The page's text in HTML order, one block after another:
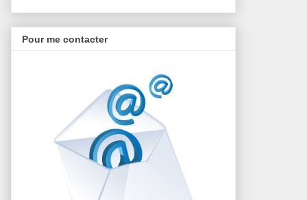
Pour me contacter